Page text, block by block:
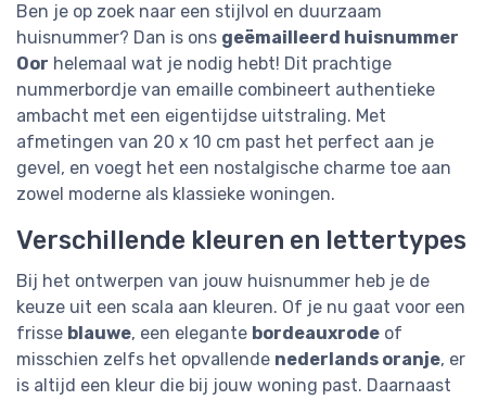
Ben je op zoek naar een stijlvol en duurzaam
huisnummer? Dan is ons geëmailleerd huisnummer
Oor helemaal wat je nodig hebt! Dit prachtige
nummerbordje van emaille combineert authentieke
ambacht met een eigentijdse uitstraling. Met
afmetingen van 20 x 10 cm past het perfect aan je
gevel, en voegt het een nostalgische charme toe aan
zowel moderne als klassieke woningen.
Verschillende kleuren en lettertypes
Bij het ontwerpen van jouw huisnummer heb je de
keuze uit een scala aan kleuren. Of je nu gaat voor een
frisse blauwe, een elegante bordeauxrode of
misschien zelfs het opvallende nederlands oranje, er
is altijd een kleur die bij jouw woning past. Daarnaast